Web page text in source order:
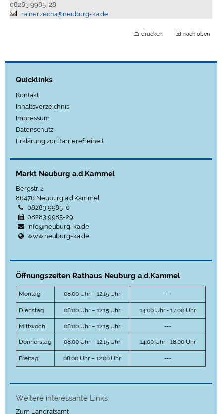
08283 9985-28
rainer.zecha@neuburg-ka.de
drucken nach oben
Quicklinks
Kontakt
Inhaltsverzeichnis
Impressum
Datenschutz
Erklärung zur Barrierefreiheit
Markt Neuburg a.d.Kammel
Bergstr. 2
86476 Neuburg a.d.Kammel
08283 9985-0
08283 9985-29
info@neuburg-ka.de
www.neuburg-ka.de
Öffnungszeiten Rathaus Neuburg a.d.Kammel
Montag 08:00 Uhr – 12:15 Uhr ---
Dienstag 08:00 Uhr – 12:15 Uhr 14:00 Uhr - 17:00 Uhr
Mittwoch 08:00 Uhr – 12:15 Uhr ---
Donnerstag 08:00 Uhr – 12:15 Uhr 14:00 Uhr - 18:00 Uhr
Freitag 08:00 Uhr – 12:00 Uhr ---
Weitere interessante Links:
Zum Landratsamt